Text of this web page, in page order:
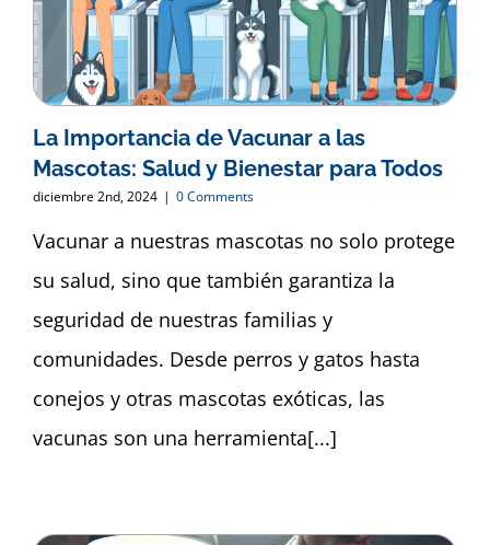
La Importancia de Vacunar a las
Mascotas: Salud y Bienestar para Todos
diciembre 2nd, 2024 | 0 Comments
Vacunar a nuestras mascotas no solo protege
su salud, sino que también garantiza la
seguridad de nuestras familias y
comunidades. Desde perros y gatos hasta
conejos y otras mascotas exóticas, las
vacunas son una herramienta[...]